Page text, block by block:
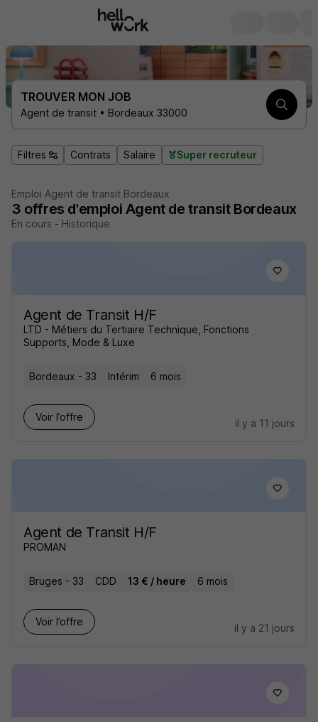
TROUVER MON JOB
Agent de transit • Bordeaux 33000
Filtres Contrats Salaire Super recruteur
Emploi Agent de transit Bordeaux
3 offres d'emploi Agent de transit Bordeaux
En cours - Historique
Agent de Transit H/F
LTD - Métiers du Tertiaire Technique, Fonctions
Supports, Mode & Luxe
Bordeaux - 33 Intérim 6 mois
Voir l’offre
il y a 11 jours
Agent de Transit H/F
PROMAN
Bruges - 33 CDD 13 € / heure 6 mois
Voir l’offre
il y a 21 jours